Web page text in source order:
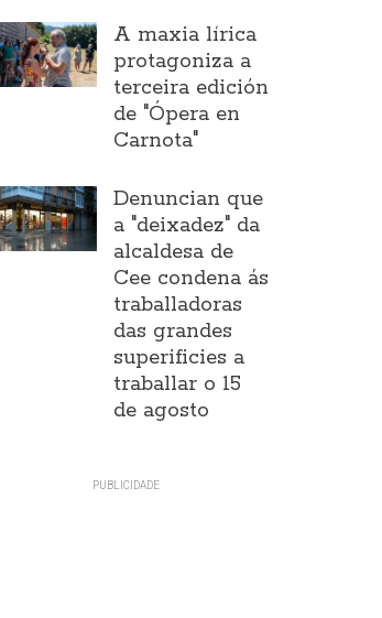
A maxia lírica
protagoniza a
terceira edición
de "Ópera en
Carnota"
Denuncian que
a "deixadez" da
alcaldesa de
Cee condena ás
traballadoras
das grandes
superificies a
traballar o 15
de agosto